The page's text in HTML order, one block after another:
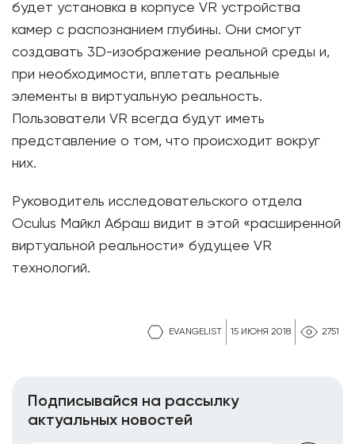
EVANGELIST 15 ИЮНЯ 2018 2751
будет установка в корпусе VR устройства
камер с распознанием глубины. Они смогут
создавать 3D-изображение реальной среды и,
при необходимости, вплетать реальные
элементы в виртуальную реальность.
Пользователи VR всегда будут иметь
представление о том, что происходит вокруг
них.
Руководитель исследовательского отдела
Oculus Майкл Абраш видит в этой «расширенной
виртуальной реальности» будущее VR
технологий.
Подписывайся на рассылку
актуальных новостей